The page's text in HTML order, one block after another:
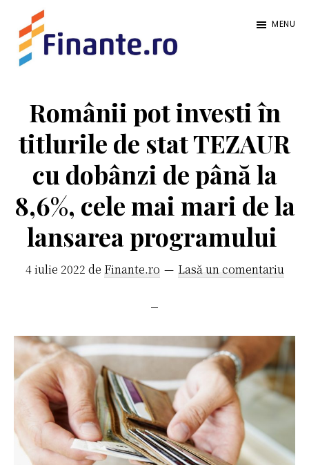
main
primary
finanțe
personale
MENU
Românii pot investi în
titlurile de stat TEZAUR
cu dobânzi de până la
8,6%, cele mai mari de la
lansarea programului
4 iulie 2022 de Finante.ro Lasă un comentariu